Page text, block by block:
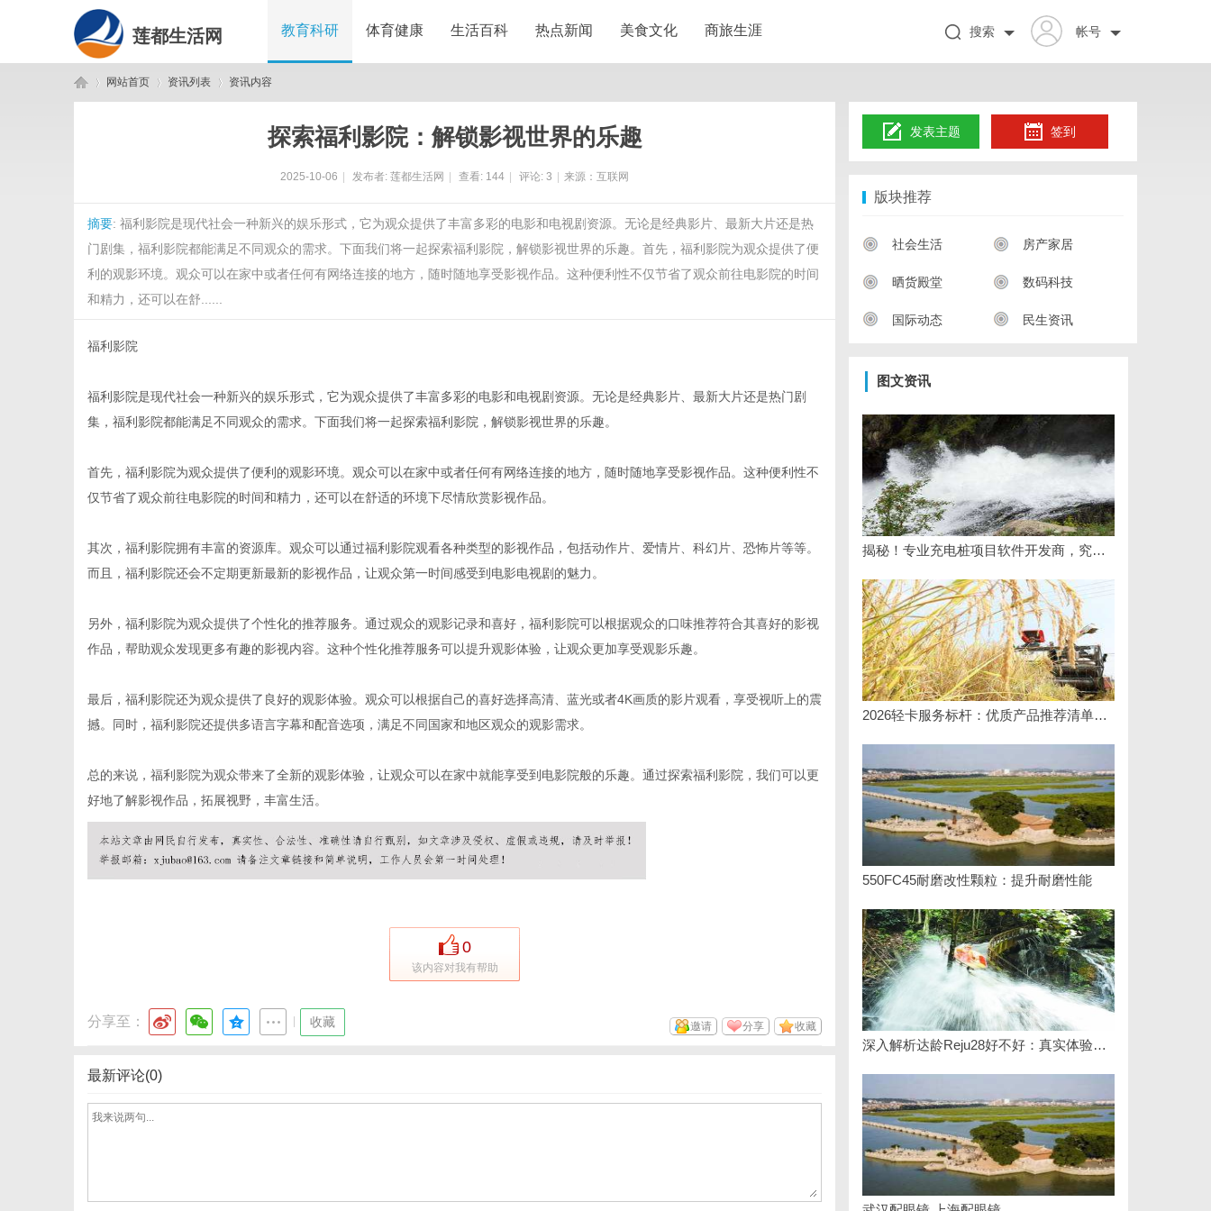
莲都生活网 教育科研 体育健康 生活百科 热点新闻 美食文化 商旅生涯 帐号
搜索
网站首页 资讯列表 资讯内容
探索福利影院：解锁影视世界的乐趣
2025-10-06 发布者: 莲都生活网 查看: 144 评论: 3 来源：互联网
摘要: 福利影院是现代社会一种新兴的娱乐形式，它为观众提供了丰富多彩的电影和电视剧资源。无论是经典影片、最新大片还是热
门剧集，福利影院都能满足不同观众的需求。下面我们将一起探索福利影院，解锁影视世界的乐趣。首先，福利影院为观众提供了便
利的观影环境。观众可以在家中或者任何有网络连接的地方，随时随地享受影视作品。这种便利性不仅节省了观众前往电影院的时间
和精力，还可以在舒......
福利影院
福利影院是现代社会一种新兴的娱乐形式，它为观众提供了丰富多彩的电影和电视剧资源。无论是经典影片、最新大片还是热门剧
集，福利影院都能满足不同观众的需求。下面我们将一起探索福利影院，解锁影视世界的乐趣。
首先，福利影院为观众提供了便利的观影环境。观众可以在家中或者任何有网络连接的地方，随时随地享受影视作品。这种便利性不
仅节省了观众前往电影院的时间和精力，还可以在舒适的环境下尽情欣赏影视作品。
其次，福利影院拥有丰富的资源库。观众可以通过福利影院观看各种类型的影视作品，包括动作片、爱情片、科幻片、恐怖片等等。
而且，福利影院还会不定期更新最新的影视作品，让观众第一时间感受到电影电视剧的魅力。
另外，福利影院为观众提供了个性化的推荐服务。通过观众的观影记录和喜好，福利影院可以根据观众的口味推荐符合其喜好的影视
作品，帮助观众发现更多有趣的影视内容。这种个性化推荐服务可以提升观影体验，让观众更加享受观影乐趣。
最后，福利影院还为观众提供了良好的观影体验。观众可以根据自己的喜好选择高清、蓝光或者4K画质的影片观看，享受视听上的震
撼。同时，福利影院还提供多语言字幕和配音选项，满足不同国家和地区观众的观影需求。
总的来说，福利影院为观众带来了全新的观影体验，让观众可以在家中就能享受到电影院般的乐趣。通过探索福利影院，我们可以更
好地了解影视作品，拓展视野，丰富生活。
0
该内容对我有帮助
分享至： 收藏 收藏
分享
邀请
最新评论(0)
发表主题 签到
版块推荐
社会生活 房产家居
晒货殿堂 数码科技
国际动态 民生资讯
图文资讯
揭秘！专业充电桩项目软件开发商，究竟藏着哪些行业秘诀？
2026轻卡服务标杆：优质产品推荐清单与选型全指南
550FC45耐磨改性颗粒：提升耐磨性能
深入解析达龄Reju28好不好：真实体验与专业评测全方位揭秘